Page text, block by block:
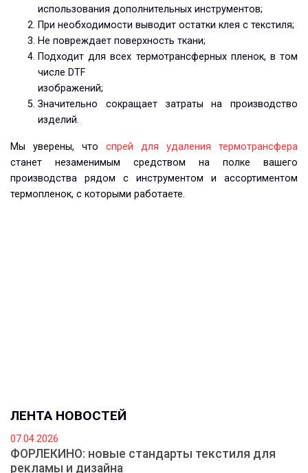
использования дополнительных инструментов;
При необходимости выводит остатки клея с текстиля;
Не повреждает поверхность ткани;
Подходит для всех термотрансферных пленок, в том
числе DTF
изображений;
Значительно сокращает затраты на производство
изделий.
Мы уверены, что спрей для удаления термотрансфера
станет незаменимым средством на полке вашего
производства рядом с инструментом и ассортиментом
термопленок, с которыми работаете.
ЛЕНТА НОВОСТЕЙ
07.04.2026
ФОРЛЕКИНО: новые стандарты текстиля для
рекламы и дизайна